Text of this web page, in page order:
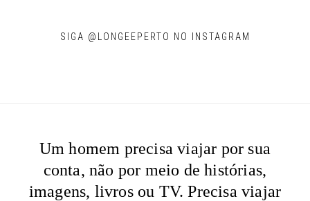
SIGA @LONGEEPERTO NO INSTAGRAM
Um homem precisa viajar por sua
conta, não por meio de histórias,
imagens, livros ou TV. Precisa viajar